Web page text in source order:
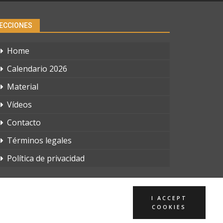
I ACCEPT
COOKIES
Home
Calendario 2026
Material
Vídeos
Contacto
Términos legales
Política de privacidad